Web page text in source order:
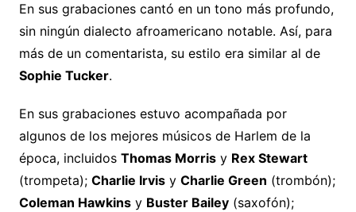
En sus grabaciones cantó en un tono más profundo,
sin ningún dialecto afroamericano notable. Así, para
más de un comentarista, su estilo era similar al de
Sophie Tucker.
En sus grabaciones estuvo acompañada por
algunos de los mejores músicos de Harlem de la
época, incluidos Thomas Morrisy Rex Stewart
(trompeta); Charlie Irvisy Charlie Green (trombón);
Coleman Hawkinsy Buster Bailey(saxofón);